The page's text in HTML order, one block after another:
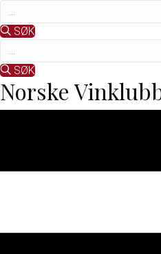
SØK
SØK
Norske